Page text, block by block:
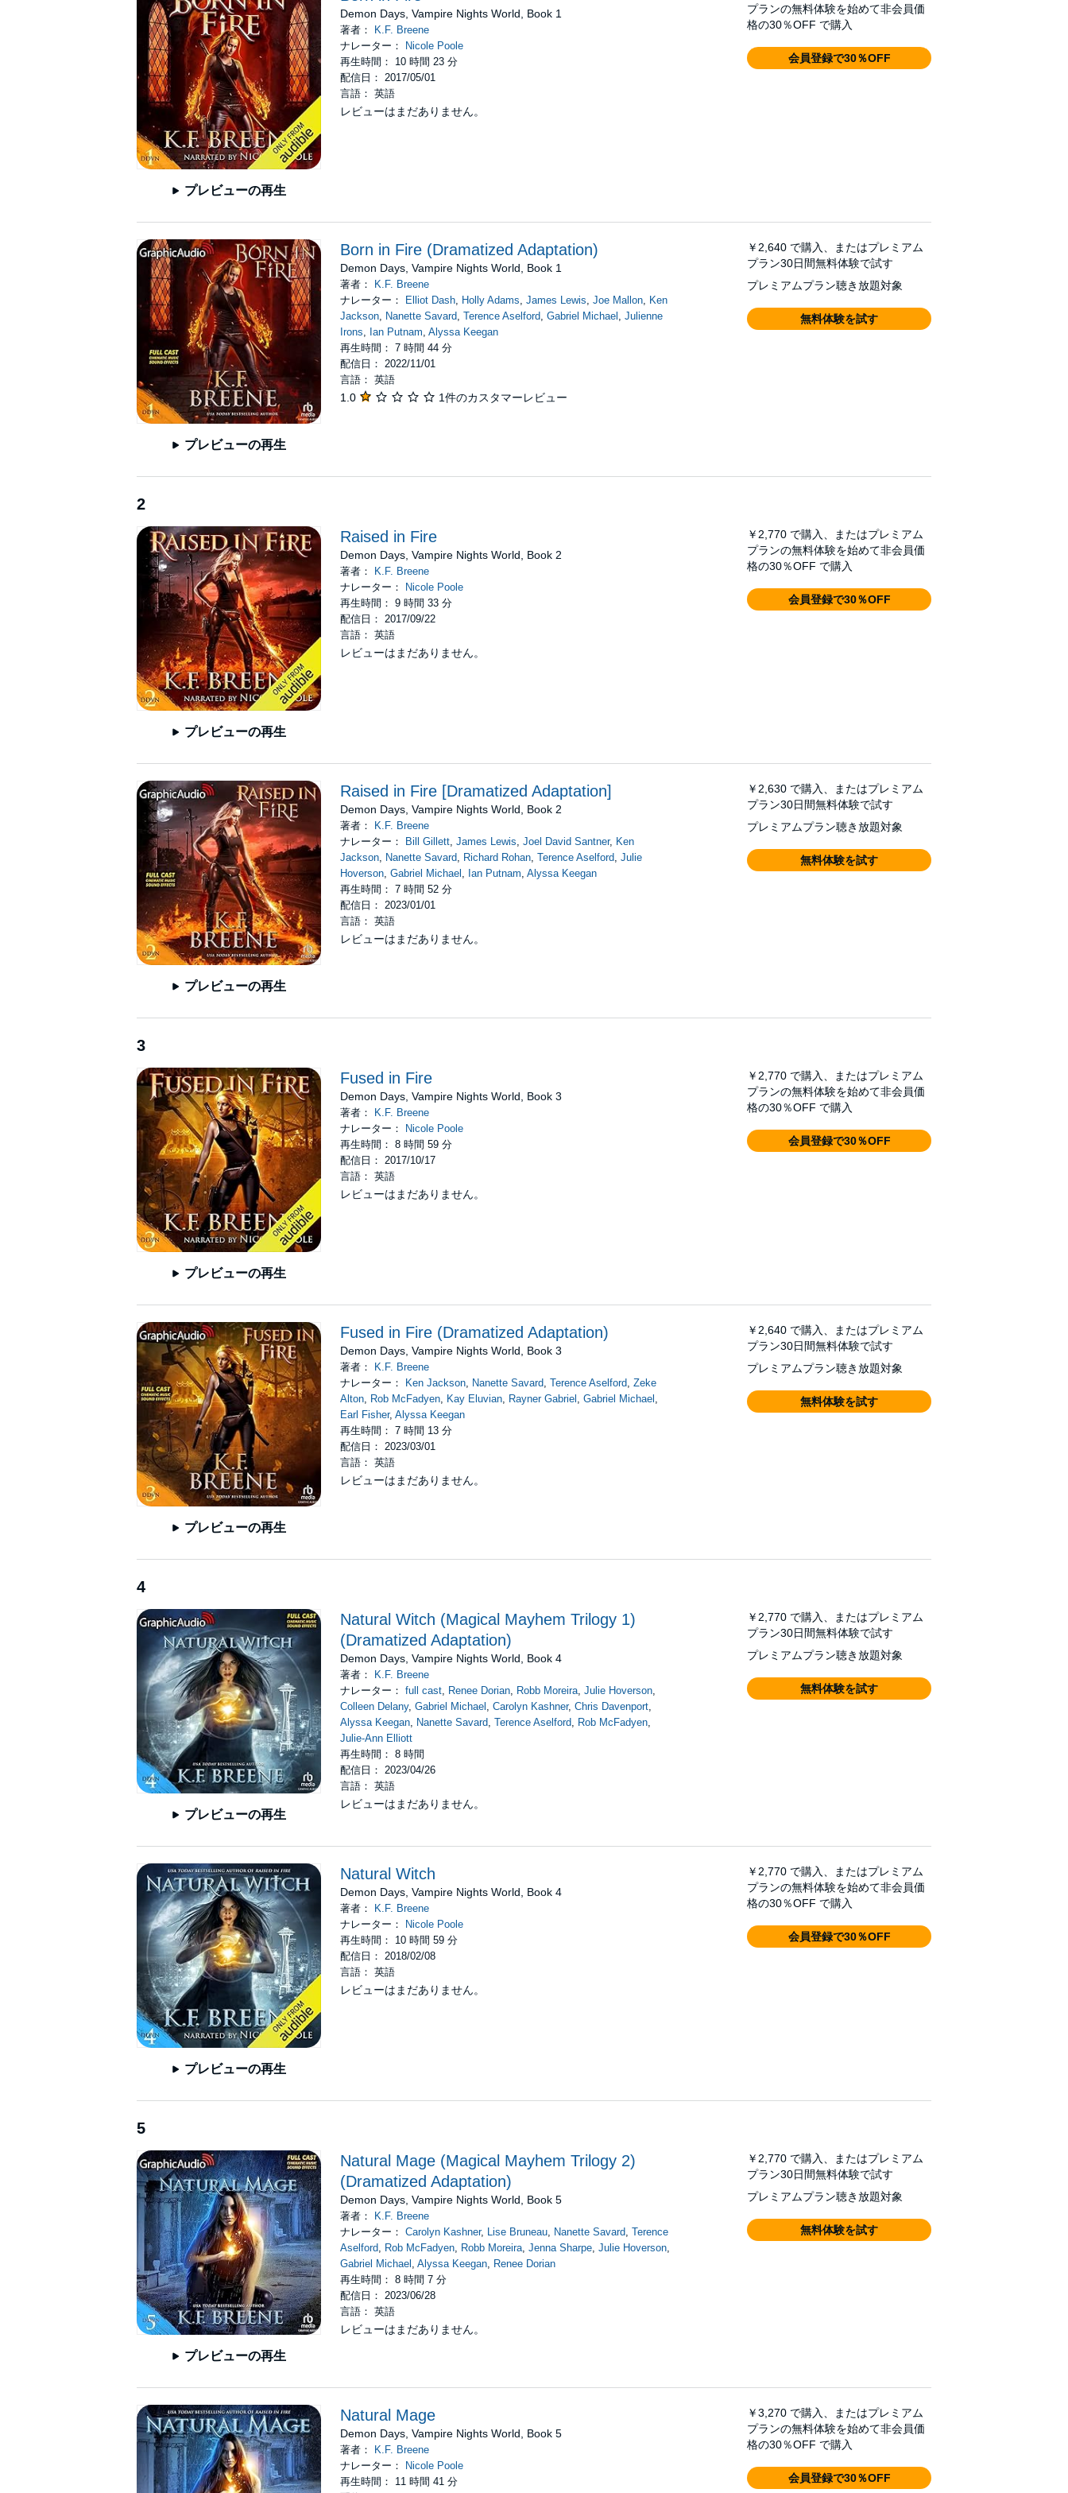
©2017 Hazy Dawn Press, Inc. (P)2025 Hazy Dawn Press, Inc.
プレビューの再生
Demon Days, Vampire Nights World, Book 1
著者：
K.F. Breene
ナレーター：
Nicole Poole
再生時間： 10 時間 23 分
配信日： 2017/05/01
言語： 英語
レビューはまだありません。
プランの無料体験を始めて非会員価
格の30％OFF で購入
会員登録で30％OFF
プレビューの再生
Born in Fire (Dramatized Adaptation)
Demon Days, Vampire Nights World, Book 1
著者：
K.F. Breene
ナレーター：
Elliot Dash, Holly Adams, James Lewis, Joe Mallon, Ken
Jackson, Nanette Savard, Terence Aselford, Gabriel Michael , Julienne
Irons, Ian Putnam, Alyssa Keegan
再生時間： 7 時間 44 分
配信日： 2022/11/01
言語： 英語
1.0 1件のカスタマーレビュー
￥2,640 で購入、またはプレミアム
プラン30日間無料体験で試す
プレミアムプラン聴き放題対象
無料体験を試す
2
プレビューの再生
Raised in Fire
Demon Days, Vampire Nights World, Book 2
著者：
K.F. Breene
ナレーター：
Nicole Poole
再生時間： 9 時間 33 分
配信日： 2017/09/22
言語： 英語
レビューはまだありません。
￥2,770 で購入、またはプレミアム
プランの無料体験を始めて非会員価
格の30％OFF で購入
会員登録で30％OFF
プレビューの再生
Raised in Fire [Dramatized Adaptation]
Demon Days, Vampire Nights World, Book 2
著者：
K.F. Breene
ナレーター：
Bill Gillett, James Lewis, Joel David Santner, Ken
Jackson, Nanette Savard, Richard Rohan, Terence Aselford, Julie
Hoverson, Gabriel Michael , Ian Putnam, Alyssa Keegan
再生時間： 7 時間 52 分
配信日： 2023/01/01
言語： 英語
レビューはまだありません。
￥2,630 で購入、またはプレミアム
プラン30日間無料体験で試す
プレミアムプラン聴き放題対象
無料体験を試す
3
プレビューの再生
Fused in Fire
Demon Days, Vampire Nights World, Book 3
著者：
K.F. Breene
ナレーター：
Nicole Poole
再生時間： 8 時間 59 分
配信日： 2017/10/17
言語： 英語
レビューはまだありません。
￥2,770 で購入、またはプレミアム
プランの無料体験を始めて非会員価
格の30％OFF で購入
会員登録で30％OFF
プレビューの再生
Fused in Fire (Dramatized Adaptation)
Demon Days, Vampire Nights World, Book 3
著者：
K.F. Breene
ナレーター：
Ken Jackson, Nanette Savard, Terence Aselford, Zeke
Alton, Rob McFadyen, Kay Eluvian, Rayner Gabriel , Gabriel Michael ,
Earl Fisher, Alyssa Keegan
再生時間： 7 時間 13 分
配信日： 2023/03/01
言語： 英語
レビューはまだありません。
￥2,640 で購入、またはプレミアム
プラン30日間無料体験で試す
プレミアムプラン聴き放題対象
無料体験を試す
4
プレビューの再生
Natural Witch (Magical Mayhem Trilogy 1)
(Dramatized Adaptation)
Demon Days, Vampire Nights World, Book 4
著者：
K.F. Breene
ナレーター： full cast, Renee Dorian, Robb Moreira, Julie Hoverson,
Colleen Delany, Gabriel Michael , Carolyn Kashner, Chris Davenport,
Alyssa Keegan, Nanette Savard, Terence Aselford, Rob McFadyen,
Julie-Ann Elliott
再生時間： 8 時間
配信日： 2023/04/26
言語： 英語
レビューはまだありません。
￥2,770 で購入、またはプレミアム
プラン30日間無料体験で試す
プレミアムプラン聴き放題対象
無料体験を試す
プレビューの再生
Natural Witch
Demon Days, Vampire Nights World, Book 4
著者：
K.F. Breene
ナレーター：
Nicole Poole
再生時間： 10 時間 59 分
配信日： 2018/02/08
言語： 英語
レビューはまだありません。
￥2,770 で購入、またはプレミアム
プランの無料体験を始めて非会員価
格の30％OFF で購入
会員登録で30％OFF
5
プレビューの再生
Natural Mage (Magical Mayhem Trilogy 2)
(Dramatized Adaptation)
Demon Days, Vampire Nights World, Book 5
著者：
K.F. Breene
ナレーター： Carolyn Kashner, Lise Bruneau, Nanette Savard, Terence
Aselford, Rob McFadyen, Robb Moreira, Jenna Sharpe, Julie Hoverson,
Gabriel Michael , Alyssa Keegan, Renee Dorian
再生時間： 8 時間 7 分
配信日： 2023/06/28
言語： 英語
レビューはまだありません。
￥2,770 で購入、またはプレミアム
プラン30日間無料体験で試す
プレミアムプラン聴き放題対象
無料体験を試す
Natural Mage
Demon Days, Vampire Nights World, Book 5
著者：
K.F. Breene
ナレーター：
Nicole Poole
再生時間： 11 時間 41 分
￥3,270 で購入、またはプレミアム
プランの無料体験を始めて非会員価
格の30％OFF で購入
会員登録で30％OFF